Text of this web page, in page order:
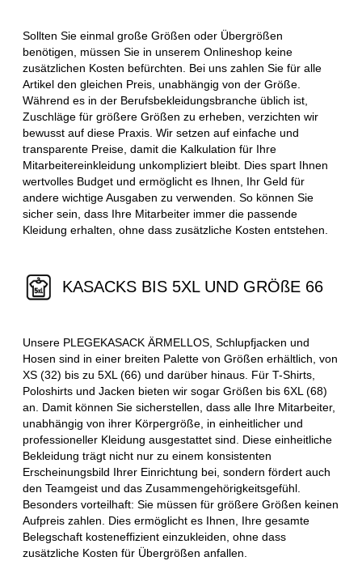
Sollten Sie einmal große Größen oder Übergrößen
benötigen, müssen Sie in unserem Onlineshop keine
zusätzlichen Kosten befürchten. Bei uns zahlen Sie für alle
Artikel den gleichen Preis, unabhängig von der Größe.
Während es in der Berufsbekleidungsbranche üblich ist,
Zuschläge für größere Größen zu erheben, verzichten wir
bewusst auf diese Praxis. Wir setzen auf einfache und
transparente Preise, damit die Kalkulation für Ihre
Mitarbeitereinkleidung unkompliziert bleibt. Dies spart Ihnen
wertvolles Budget und ermöglicht es Ihnen, Ihr Geld für
andere wichtige Ausgaben zu verwenden. So können Sie
sicher sein, dass Ihre Mitarbeiter immer die passende
Kleidung erhalten, ohne dass zusätzliche Kosten entstehen.
KASACKS BIS 5XL UND GRÖßE 66
Unsere PLEGEKASACK ÄRMELLOS, Schlupfjacken und
Hosen sind in einer breiten Palette von Größen erhältlich, von
XS (32) bis zu 5XL (66) und darüber hinaus. Für T-Shirts,
Poloshirts und Jacken bieten wir sogar Größen bis 6XL (68)
an. Damit können Sie sicherstellen, dass alle Ihre Mitarbeiter,
unabhängig von ihrer Körpergröße, in einheitlicher und
professioneller Kleidung ausgestattet sind. Diese einheitliche
Bekleidung trägt nicht nur zu einem konsistenten
Erscheinungsbild Ihrer Einrichtung bei, sondern fördert auch
den Teamgeist und das Zusammengehörigkeitsgefühl.
Besonders vorteilhaft: Sie müssen für größere Größen keinen
Aufpreis zahlen. Dies ermöglicht es Ihnen, Ihre gesamte
Belegschaft kosteneffizient einzukleiden, ohne dass
zusätzliche Kosten für Übergrößen anfallen.